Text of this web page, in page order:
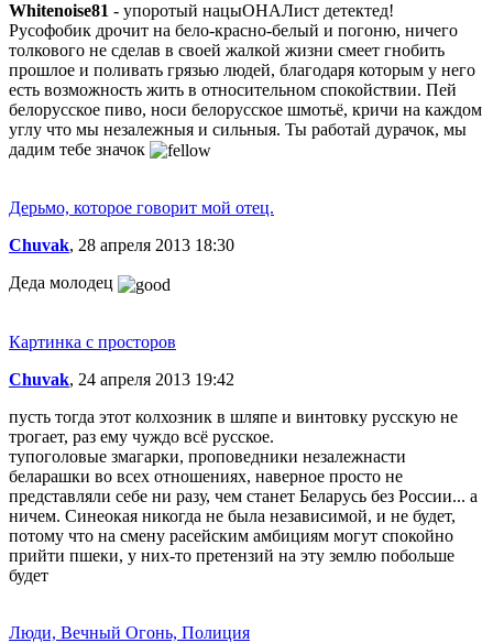
Whitenoise81 - упоротый нацыОНАЛист детектед!
Русофобик дрочит на бело-красно-белый и погоню, ничего
толкового не сделав в своей жалкой жизни смеет гнобить
прошлое и поливать грязью людей, благодаря которым у него
есть возможность жить в относительном спокойствии. Пей
белорусское пиво, носи белорусское шмотьё, кричи на каждом
углу что мы незалежныя и сильныя. Ты работай дурачок, мы
дадим тебе значок
Дерьмо, которое говорит мой отец.
Chuvak, 28 апреля 2013 18:30
Деда молодец
Картинка с просторов
Chuvak, 24 апреля 2013 19:42
пусть тогда этот колхозник в шляпе и винтовку русскую не
трогает, раз ему чуждо всё русское.
тупоголовые змагарки, проповедники незалежнасти
беларашки во всех отношениях, наверное просто не
представляли себе ни разу, чем станет Беларусь без России... а
ничем. Синеокая никогда не была независимой, и не будет,
потому что на смену расейским амбициям могут спокойно
прийти пшеки, у них-то претензий на эту землю побольше
будет
Люди, Вечный Огонь, Полиция